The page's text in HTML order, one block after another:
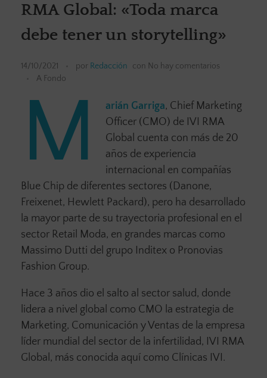
RMA Global: «Toda marca
debe tener un storytelling»
14/10/2021 por Redacción con No hay comentarios
A Fondo
M arián Garriga, Chief Marketing
Officer (CMO) de IVI RMA
Global cuenta con más de 20
años de experiencia
internacional en compañías
Blue Chip de diferentes sectores (Danone,
Freixenet, Hewlett Packard), pero ha desarrollado
la mayor parte de su trayectoria profesional en el
sector Retail Moda, en grandes marcas como
Massimo Dutti del grupo Inditex o Pronovias
Fashion Group.
Hace 3 años dio el salto al sector salud, donde
lidera a nivel global como CMO la estrategia de
Marketing, Comunicación y Ventas de la empresa
líder mundial del sector de la infertilidad, IVI RMA
Global, más conocida aquí como Clínicas IVI.